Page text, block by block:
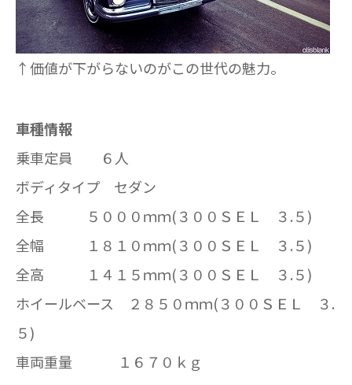
↑価値が下がらないのがこの世代の魅力。
車種情報
乗車定員 ６人
ボディタイプ セダン
全長 ５０００ｍｍ(３００ＳＥＬ ３.５)
全幅 １８１０ｍｍ(３００ＳＥＬ ３.５)
全高 １４１５ｍｍ(３００ＳＥＬ ３.５)
ホイールベース ２８５０ｍｍ(３００ＳＥＬ ３.
５)
車両重量 １６７０ｋｇ